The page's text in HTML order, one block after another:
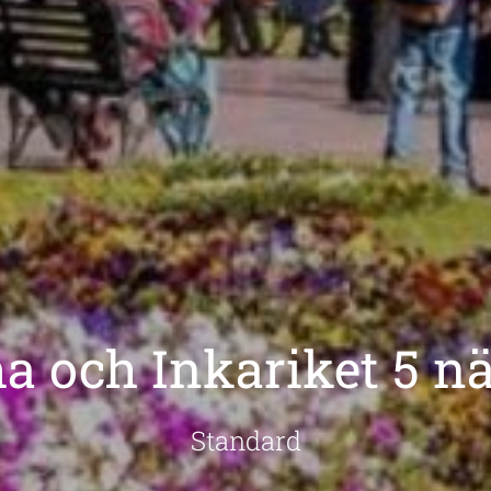
och Inkariket 5
Standard